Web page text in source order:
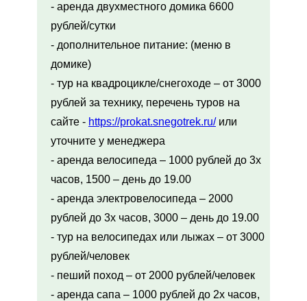
- аренда двухместного домика 6600
рублей/сутки
- дополнительное питание: (меню в
домике)
- тур на квадроцикле/снегоходе – от 3000
рублей за технику, перечень туров на
сайте - https://prokat.snegotrek.ru/или
уточните у менеджера
- аренда велосипеда – 1000 рублей до 3х
часов, 1500 – день до 19.00
- аренда электровелосипеда – 2000
рублей до 3х часов, 3000 – день до 19.00
- тур на велосипедах или лыжах – от 3000
рублей/человек
- пеший поход – от 2000 рублей/человек
- аренда сапа – 1000 рублей до 2х часов,